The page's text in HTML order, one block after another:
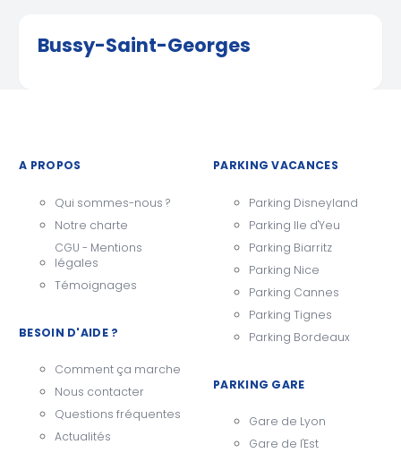
Bussy-Saint-Georges
A PROPOS
Qui sommes-nous ?
Notre charte
CGU - Mentions
légales
Témoignages
BESOIN D'AIDE ?
Comment ça marche
Nous contacter
Questions fréquentes
Actualités
PARKING VACANCES
Parking Disneyland
Parking Ile d'Yeu
Parking Biarritz
Parking Nice
Parking Cannes
Parking Tignes
Parking Bordeaux
PARKING GARE
Gare de Lyon
Gare de l'Est